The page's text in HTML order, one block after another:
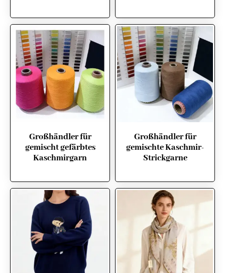
Großhändler für
gemischt gefärbtes
Kaschmirgarn
Großhändler für
gemischte Kaschmir-
Strickgarne